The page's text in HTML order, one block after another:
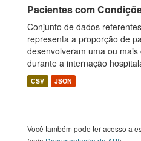
Pacientes com
Conjunto de dados
representa a proporção de
desenvolveram uma ou
durante a internação
CSV JSON
Você também pode ter acesso a